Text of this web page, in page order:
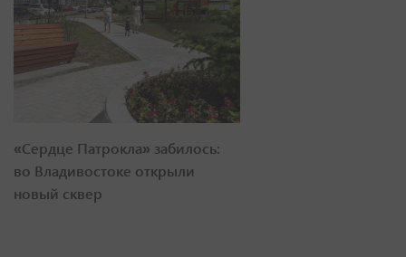
«Сердце Патрокла» забилось:
во Владивостоке открыли
новый сквер